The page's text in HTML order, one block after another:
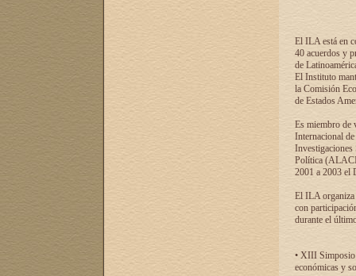
El ILA está en
40 acuerdos y
de
El Instituto
la Comisión
de Estados
Es miembro de
Internacional
Investigaciones
Política
2001 a 2003 el
El ILA organiza
con
durante el
• XIII Simposio
económicas y